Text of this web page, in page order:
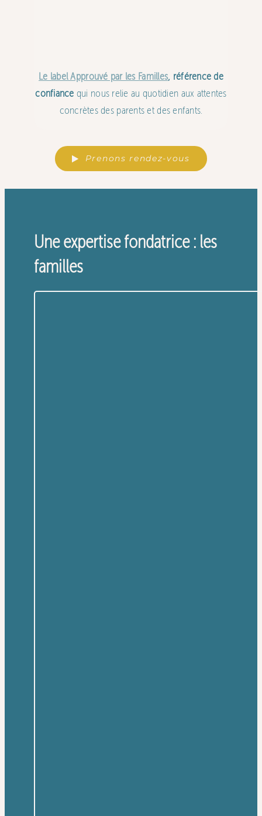
Le label Approuvé par les Familles, référence de
confiance qui nous relie au quotidien aux attentes
concrètes des parents et des enfants.
Prenons rendez-vous
Une expertise fondatrice : les
familles